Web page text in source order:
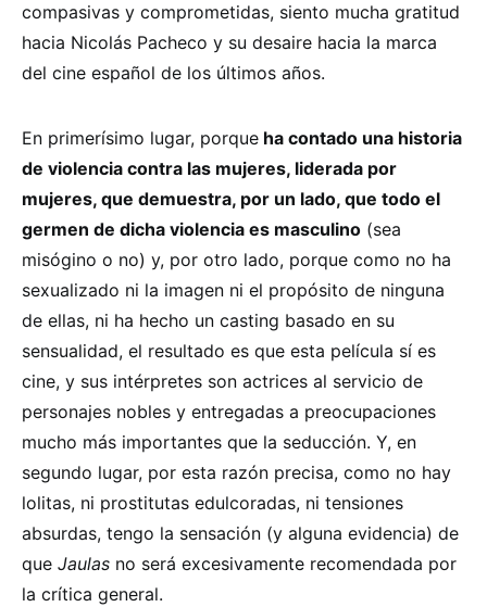
compasivas y comprometidas, siento mucha gratitud
hacia Nicolás Pacheco y su desaire hacia la marca
del cine español de los últimos años.
En primerísimo lugar, porque ha contado una historia
de violencia contra las mujeres, liderada por
mujeres, que demuestra, por un lado, que todo el
germen de dicha violencia es masculino (sea
misógino o no) y, por otro lado, porque como no ha
sexualizado ni la imagen ni el propósito de ninguna
de ellas, ni ha hecho un casting basado en su
sensualidad, el resultado es que esta película sí es
cine, y sus intérpretes son actrices al servicio de
personajes nobles y entregadas a preocupaciones
mucho más importantes que la seducción. Y, en
segundo lugar, por esta razón precisa, como no hay
lolitas, ni prostitutas edulcoradas, ni tensiones
absurdas, tengo la sensación (y alguna evidencia) de
que Jaulas no será excesivamente recomendada por
la crítica general.